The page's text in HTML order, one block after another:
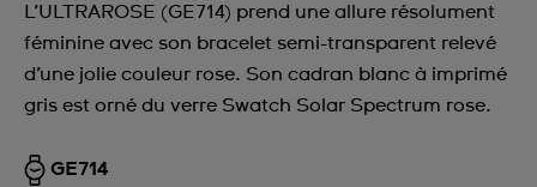
L’ULTRAROSE (GE714) prend une allure résolument
féminine avec son bracelet semi-transparent relevé
d’une jolie couleur rose. Son cadran blanc à imprimé
gris est orné du verre Swatch Solar Spectrum rose.
GE714